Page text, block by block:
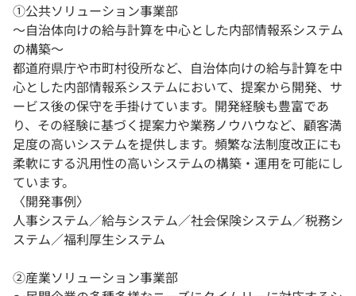
①公共ソリューション事業部
〜自治体向けの給与計算を中心とした内部情報系システム
の構築〜
都道府県庁や市町村役所など、自治体向けの給与計算を中
心とした内部情報系システムにおいて、提案から開発、サ
ービス後の保守を手掛けています。開発経験も豊富であ
り、その経験に基づく提案力や業務ノウハウなど、顧客満
足度の高いシステムを提供します。頻繁な法制度改正にも
柔軟にする汎用性の高いシステムの構築・運用を可能にし
ています。
〈開発事例〉
人事システム／給与システム／社会保険システム／税務シ
ステム／福利厚生システム
②産業ソリューション事業部